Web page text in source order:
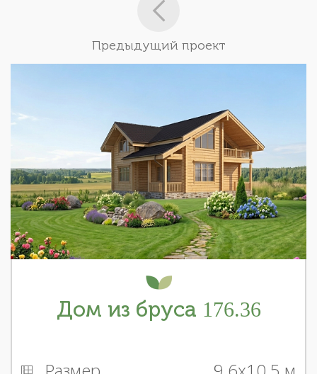
Предыдущий проект
Дом из бруса 176.36